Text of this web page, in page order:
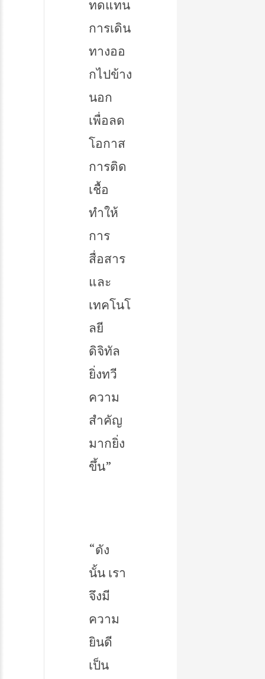
ทดแทน
การเดิน
ทางออ
กไปข้าง
นอก
เพื่อลด
โอกาส
การติด
เชื้อ
ทำให้
การ
สื่อสาร
และ
เทคโนโ
ลยี
ดิจิทัล
ยิ่งทวี
ความ
สำคัญ
มากยิ่ง
ขึ้น”
“ดัง
นั้น เรา
จึงมี
ความ
ยินดี
เป็น